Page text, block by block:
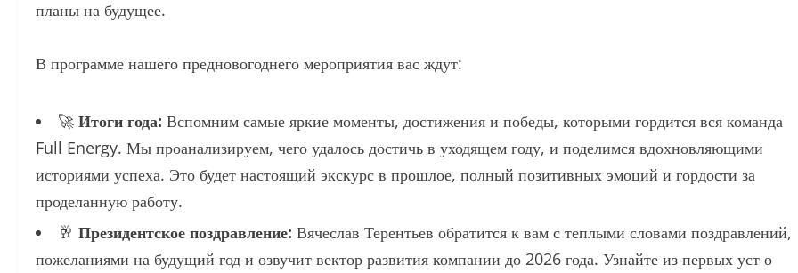
планы на будущее.
В программе нашего предновогоднего мероприятия вас ждут:
🚀 Итоги года: Вспомним самые яркие моменты, достижения и победы, которыми гордится вся команда
Full Energy. Мы проанализируем, чего удалось достичь в уходящем году, и поделимся вдохновляющими
историями успеха. Это будет настоящий экскурс в прошлое, полный позитивных эмоций и гордости за
проделанную работу.
🥂 Президентское поздравление: Вячеслав Терентьев обратится к вам с теплыми словами поздравлений,
пожеланиями на будущий год и озвучит вектор развития компании до 2026 года. Узнайте из первых уст о